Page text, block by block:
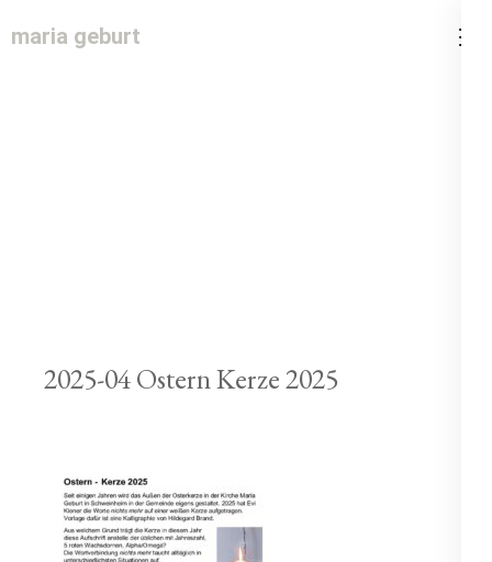
maria geburt
2025-04 Ostern Kerze 2025